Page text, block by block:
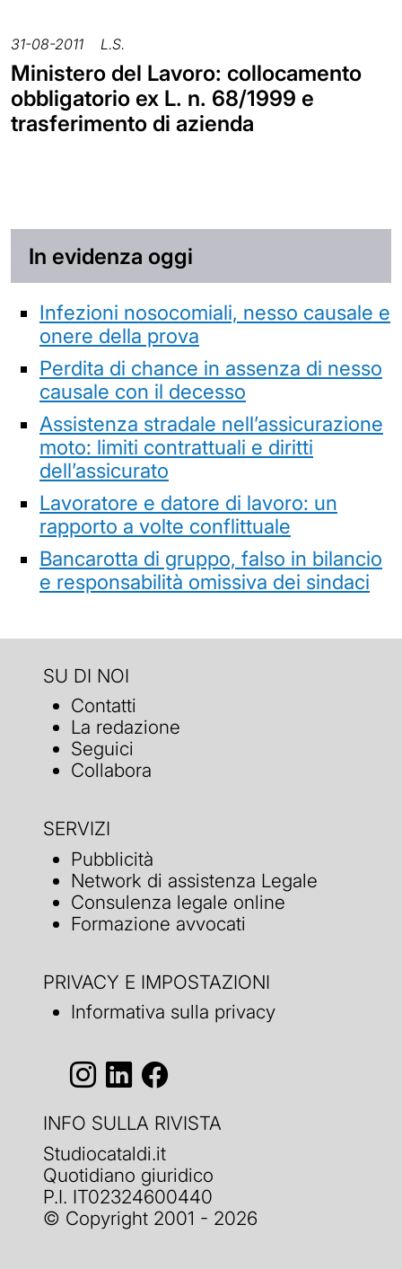
31-08-2011 L.S.
Ministero del Lavoro: collocamento
obbligatorio ex L. n. 68/1999 e
trasferimento di azienda
In evidenza oggi
Infezioni nosocomiali, nesso causale e
onere della prova
Perdita di chance in assenza di nesso
causale con il decesso
Assistenza stradale nell’assicurazione
moto: limiti contrattuali e diritti
dell’assicurato
Lavoratore e datore di lavoro: un
rapporto a volte conflittuale
Bancarotta di gruppo, falso in bilancio
e responsabilità omissiva dei sindaci
SU DI NOI
Contatti
La redazione
Seguici
Collabora
SERVIZI
Pubblicità
Network di assistenza Legale
Consulenza legale online
Formazione avvocati
PRIVACY E IMPOSTAZIONI
Informativa sulla privacy
INFO SULLA RIVISTA
Studiocataldi.it
Quotidiano giuridico
P.I. IT02324600440
© Copyright 2001 - 2026